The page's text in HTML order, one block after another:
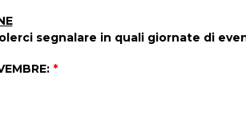
segnalare in quali giornate di
*